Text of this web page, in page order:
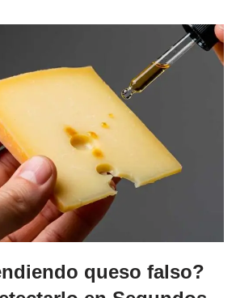
queso falso?